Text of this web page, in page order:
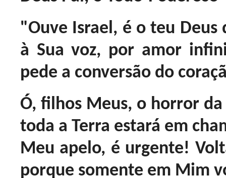
"Ouve Israel, é o teu
à Sua voz, por amor
pede a conversão do
Ó, filhos Meus, o horror
toda a Terra estará em
Meu apelo, é urgente!
porque somente em Mim